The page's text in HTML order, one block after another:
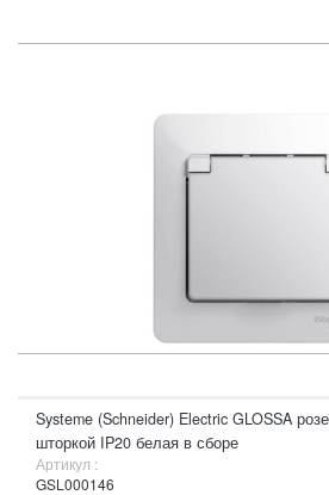
Systeme (Schneider) Electric GLOSSA
шторкой IP20 белая в сборе
Артикул :
GSL000146